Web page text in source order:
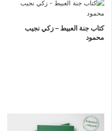
كتاب جنة العبيط – زكي نجيب
محمود